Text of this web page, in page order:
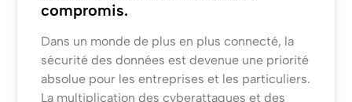
compromis.
Dans un monde de plus en plus connecté, la
sécurité des données est devenue une priorité
absolue pour les entreprises et les particuliers.
La multiplication des cyberattaques et des